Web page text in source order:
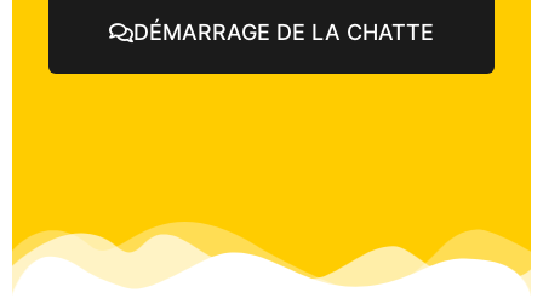
DÉMARRAGE DE LA CHATTE